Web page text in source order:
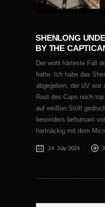
SHENLONG
BY THE
Der wohl härteste Fall
hatte. Ich habe das
abgegeben, der UV
Rest des Caps noch
auf weißen Stoff
besonders behutsam
hartnäckig mit dem
14. July 2024